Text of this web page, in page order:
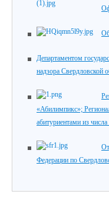
Департаментом
надзора Свердловской
«Абилимпикс»;
абитуриентами из
Федерации по